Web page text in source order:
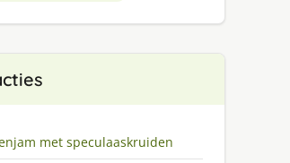
met speculaaskruiden